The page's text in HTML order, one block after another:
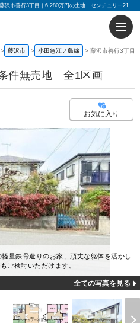
藤沢市善行3丁目 条件無売地 全1区画 神奈川県藤沢市善行3丁目｜6,280万円の土地｜センチュリー21富士ハウジング
藤沢市 小田急江ノ島線 藤沢市善行3丁
件無売地 全1区画
お気に入り
量鉄骨造りのお家、頑丈な躯体を活かし
ご検討いただけます。
全ての写真を見る